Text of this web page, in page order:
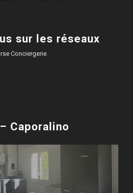
sur les réseaux
Conciergerie
Caporalino